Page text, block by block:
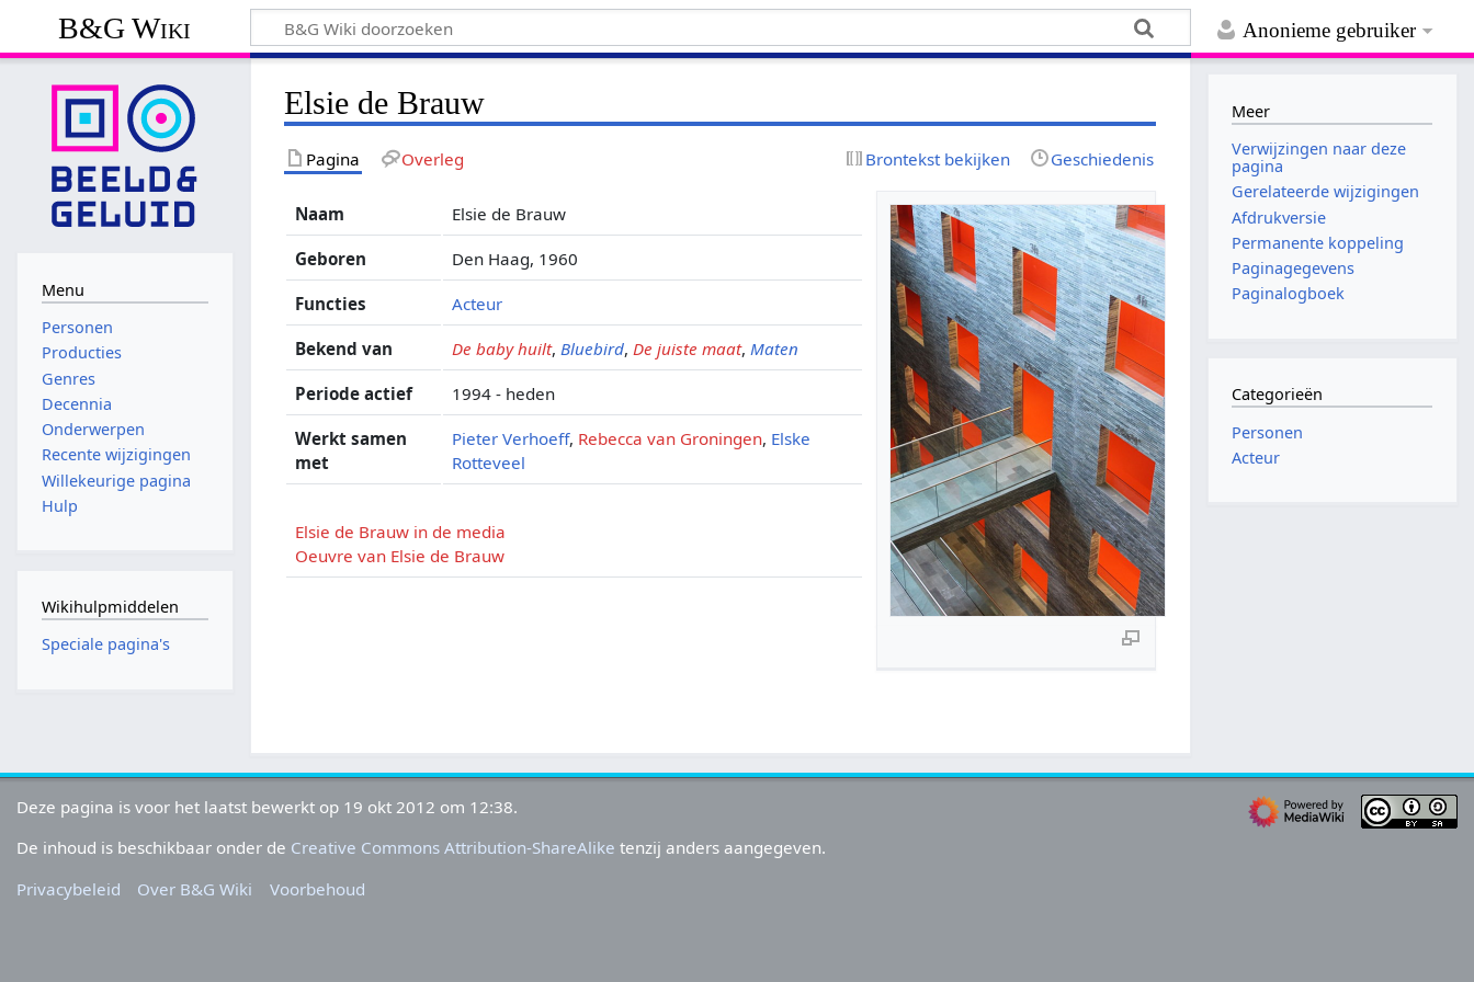
Anonieme gebruiker
B&G Wiki
Elsie de Brauw
Pagina Overleg Brontekst bekijken Geschiedenis
Naam Elsie de Brauw
Geboren Den Haag, 1960
Functies Acteur
Bekend van De baby huilt, Bluebird, De juiste maat, Maten
Periode actief 1994 - heden
Werkt samen
met
Pieter Verhoeff, Rebecca van Groningen, Elske
Rotteveel
Elsie de Brauw in de media
Oeuvre van Elsie de Brauw
Menu
Personen
Producties
Genres
Decennia
Onderwerpen
Recente wijzigingen
Willekeurige pagina
Hulp
Wikihulpmiddelen
Speciale pagina's
Meer
Verwijzingen naar deze
pagina
Gerelateerde wijzigingen
Afdrukversie
Permanente koppeling
Paginagegevens
Paginalogboek
Categorieën
Personen
Acteur
Deze pagina is voor het laatst bewerkt op 19 okt 2012 om 12:38.
De inhoud is beschikbaar onder de Creative Commons Attribution-ShareAlike tenzij anders aangegeven.
Privacybeleid
Over B&G Wiki Voorbehoud